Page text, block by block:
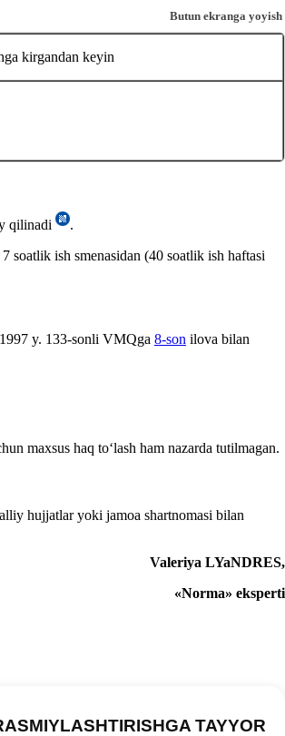
kirgandan keyin
Butun ekranga yoyish
qilinadi
.
soatlik ish smenasidan (40 soatlik ish haftasi
y. 133-sonli VMQga 8-son ilova bilan
maхsus haq toʻlash ham nazarda tutilmagan.
hujjatlar yoki jamoa shartnomasi bilan
Valeriya LYaNDRES,
«Norma» eksperti
TAYYOR